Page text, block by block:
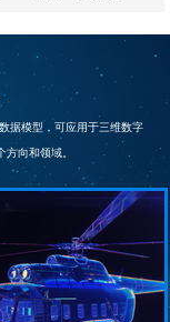
s
度
mm
像素
据模型，可应用于三维数字
向和领域。